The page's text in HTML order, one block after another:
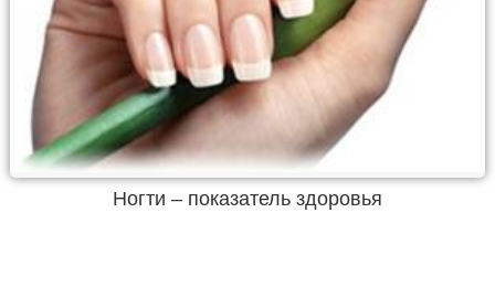
Ногти – показатель здоровья